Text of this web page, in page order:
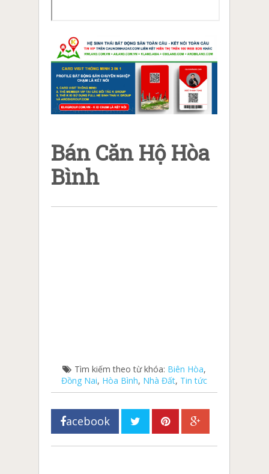
Bán Căn Hộ Hòa
Bình
Tìm kiếm theo từ khóa: Biên Hòa,
Đồng Nai, Hòa Bình, Nhà Đất, Tin tức
acebook